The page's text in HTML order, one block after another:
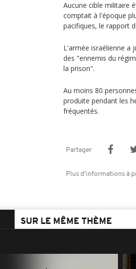
Aucune cible militaire
comptait à l'époque
pacifiques, le rapport
L'armée israélienne a
des "ennemis du
la prison".
Au moins 80
produite pendant les
fréquentés.
Partager
Plus d'informations à
SUR LE MÊME THÈME